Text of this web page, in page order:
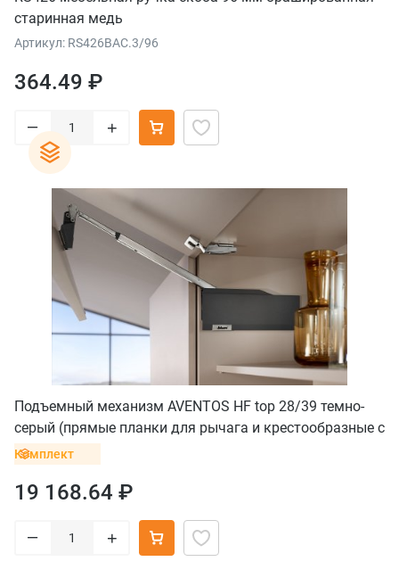
старинная медь
Артикул: RS426BAC.3/96
364.49 ₽
– +
Подъемный механизм AVENTOS HF top 28/39 темно-
серый (прямые планки для рычага и крестообразные с
винтом для петель)
Комплект
19 168.64 ₽
– +